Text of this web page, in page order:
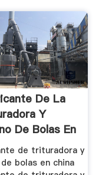
De La
Y
De Bolas En
de trituradora y
bolas en china